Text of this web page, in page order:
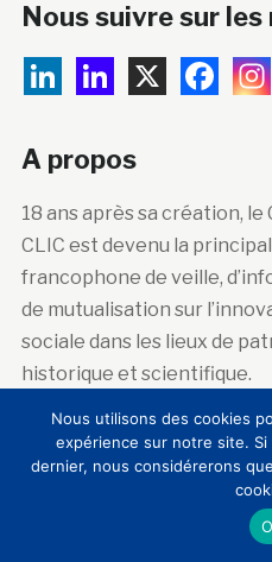
Nous suivre sur
A propos
18 ans après sa création,
CLIC est devenu la
francophone de veille,
de mutualisation sur
sociale dans les lieux de
historique et scientifique.
Abonnez-vous à la
Nous utilisons des cookies
expérience sur notre site.
dernier, nous considérerons